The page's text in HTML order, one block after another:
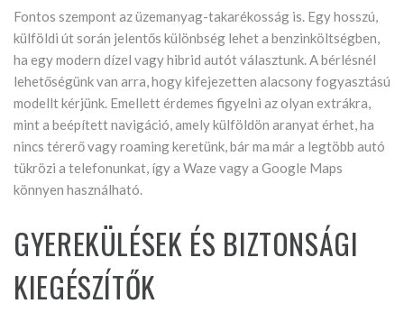
Fontos szempont az üzemanyag-takarékosság is. Egy hosszú,
külföldi út során jelentős különbség lehet a benzinköltségben,
ha egy modern dízel vagy hibrid autót választunk. A bérlésnél
lehetőségünk van arra, hogy kifejezetten alacsony fogyasztású
modellt kérjünk. Emellett érdemes figyelni az olyan extrákra,
mint a beépített navigáció, amely külföldön aranyat érhet, ha
nincs térerő vagy roaming keretünk, bár ma már a legtöbb autó
tükrözi a telefonunkat, így a Waze vagy a Google Maps
könnyen használható.
GYEREKÜLÉSEK ÉS BIZTONSÁGI
KIEGÉSZÍTŐK